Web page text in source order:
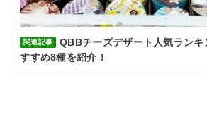
関連記事
QBBチーズデザート人気ランキ
すすめ8種を紹介！